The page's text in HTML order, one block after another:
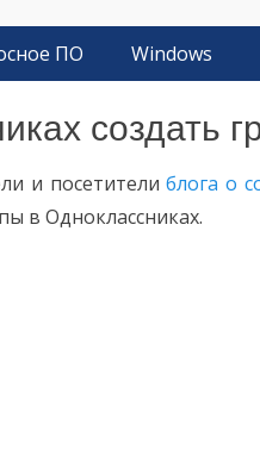
ПО Windows
создать
и посетителиблога о
в Одноклассниках.